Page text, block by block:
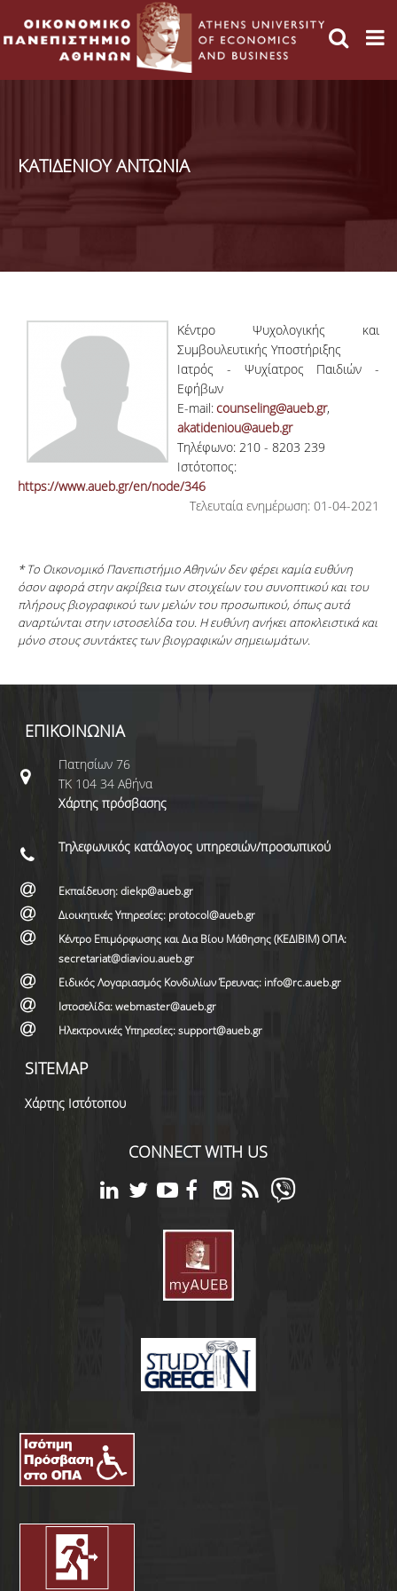
ΚΑΤΙΔΕΝΙΟΥ ΑΝΤΩΝΙΑ
Κέντρο Ψυχολογικής και
Συμβουλευτικής Υποστήριξης
Ιατρός - Ψυχίατρος Παιδιών -
Εφήβων
E-mail:counseling@aueb.gr,
akatideniou@aueb.gr
Τηλέφωνο: 210 - 8203 239
Ιστότοπος:
https://www.aueb.gr/en/node/346
Τελευταία ενημέρωση: 01-04-2021
* Το Οικονομικό Πανεπιστήμιο Αθηνών δεν φέρει καμία ευθύνη
όσον αφορά στην ακρίβεια των στοιχείων του συνοπτικού και του
πλήρους βιογραφικού των μελών του προσωπικού, όπως αυτά
αναρτώνται στην ιστοσελίδα του. Η ευθύνη ανήκει αποκλειστικά και
μόνο στους συντάκτες των βιογραφικών σημειωμάτων.
ΕΠΙΚΟΙΝΩΝΙΑ
Πατησίων 76
ΤΚ 104 34 Αθήνα
Χάρτης πρόσβασης
Τηλεφωνικός κατάλογος υπηρεσιών/προσωπικού
Εκπαίδευση: diekp@aueb.gr
Διοικητικές Υπηρεσίες: protocol@aueb.gr
Κέντρο Επιμόρφωσης και Δια Βίου Μάθησης (ΚΕΔΙΒΙΜ) ΟΠΑ:
secretariat@diaviou.aueb.gr
Ειδικός Λογαριασμός Κονδυλίων Έρευνας: info@rc.aueb.gr
Ιστοσελίδα: webmaster@aueb.gr
Ηλεκτρονικές Υπηρεσίες: support@aueb.gr
SITEMAP
Χάρτης Ιστότοπου
CONNECT WITH US